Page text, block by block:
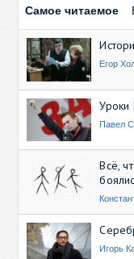
Самое читаемое
Егор
Уроки
Павел
Всё,
Игорь